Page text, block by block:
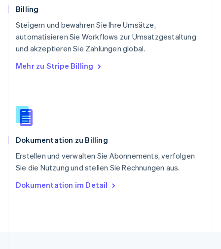
Billing
Steigern und bewahren Sie Ihre Umsätze,
automatisieren Sie Workflows zur Umsatzgestaltung
und akzeptieren Sie Zahlungen global.
Mehr zu Stripe Billing
Dokumentation zu Billing
Erstellen und verwalten Sie Abonnements, verfolgen
Sie die Nutzung und stellen Sie Rechnungen aus.
Dokumentation im Detail
Schweiz
Deutsch
Singapur
English简体中文
Slowakei
English
Slowenien
English
Spanien
Thailand
Tschechische Republik
English
English